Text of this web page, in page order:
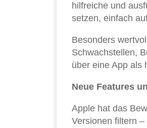
hilfreiche und
setzen, einfach
Besonders
Schwachstellen,
über eine App als
Neue Features
Apple hat das
Versionen filtern